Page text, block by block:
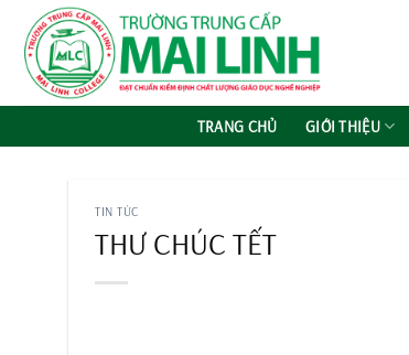
Chuyển
TRANG CHỦ GIỚI THIỆU
TIN TỨC
THƯ CHÚC TẾT